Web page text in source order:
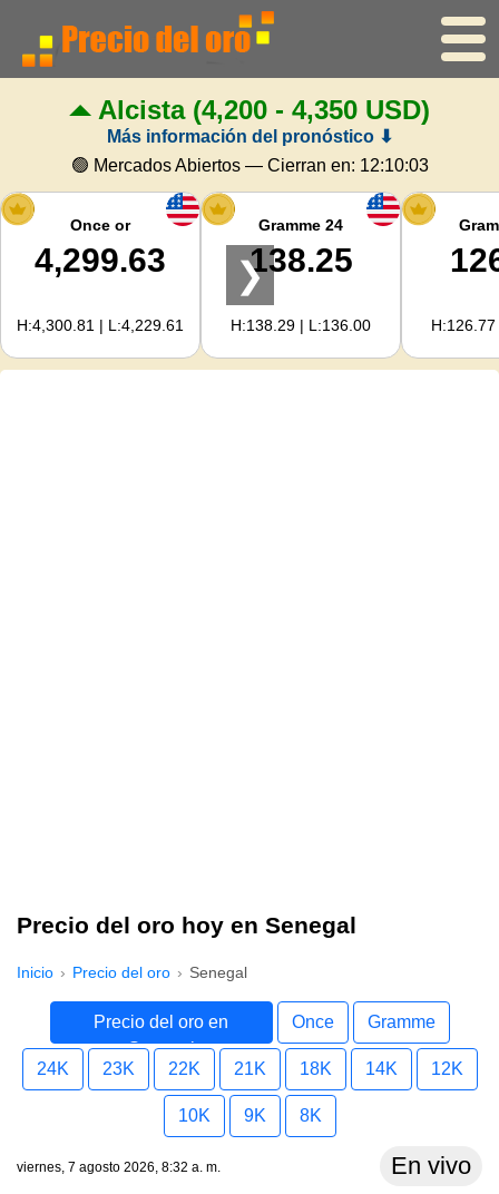
Inicio
Precio del oro
Precio de la plata
Calculadora de oro
Para Webmasters
Alcista(4,200 - 4,350 USD)
Más información del pronóstico ⬇
🟢 Mercados Abiertos — Cierran en: 12:10:03
Once or
4,299.63
H:4,300.81 | L:4,229.61
Gramme 24
138.25
H:138.29 | L:136.00
❯
Precio del oro hoy en Senegal
Inicio Precio del oro Senegal
Precio del oro en
Senegal
Once Gramme
24K 23K 22K 21K 18K 14K 12K
10K 9K 8K
viernes, 7 agosto 2026, 8:32 a. m. En vivo